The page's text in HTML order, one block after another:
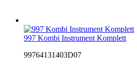
997 Kombi Instrument Komplett
99764131403D07